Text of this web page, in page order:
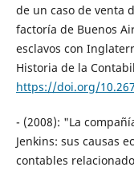
de un caso de venta
factoría de Buenos
esclavos con
Historia de la
https://doi.org/
- (2008): "La
Jenkins: sus causas
contables